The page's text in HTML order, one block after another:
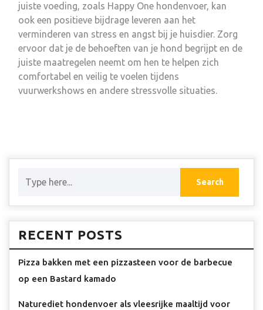
juiste voeding, zoals Happy One hondenvoer, kan
ook een positieve bijdrage leveren aan het
verminderen van stress en angst bij je huisdier. Zorg
ervoor dat je de behoeften van je hond begrijpt en de
juiste maatregelen neemt om hen te helpen zich
comfortabel en veilig te voelen tijdens
vuurwerkshows en andere stressvolle situaties.
RECENT POSTS
Pizza bakken met een pizzasteen voor de barbecue
op een Bastard kamado
Naturediet hondenvoer als vleesrijke maaltijd voor